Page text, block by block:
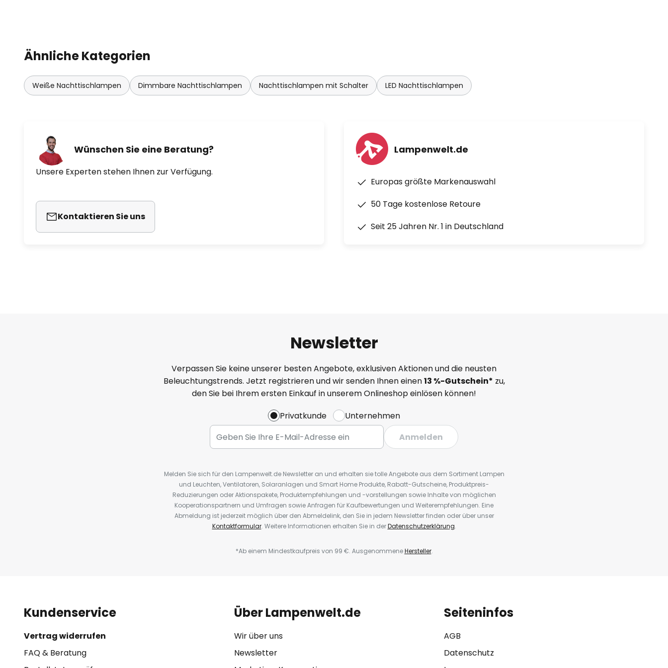
Ähnliche Kategorien
Weiße Nachttischlampen Dimmbare Nachttischlampen Nachttischlampen mit Schalter LED Nachttischlampen
Wünschen Sie eine Beratung?
Unsere Experten stehen Ihnen zur Verfügung.
Kontaktieren Sie uns
Lampenwelt.de
Europas größte Markenauswahl
50 Tage kostenlose Retoure
Seit 25 Jahren Nr. 1 in Deutschland
Newsletter
Verpassen Sie keine unserer besten Angebote, exklusiven Aktionen und die neusten
Beleuchtungstrends. Jetzt registrieren und wir senden Ihnen einen13 %-Gutschein* zu,
den Sie bei Ihrem ersten Einkauf in unserem Onlineshop einlösen können!
Privatkunde
Unternehmen
Anmelden
Melden Sie sich für den Lampenwelt.de Newsletter an und erhalten sie tolle Angebote aus dem Sortiment Lampen
und Leuchten, Ventilatoren, Solaranlagen und Smart Home Produkte, Rabatt-Gutscheine, Produktpreis-
Reduzierungen oder Aktionspakete, Produktempfehlungen und -vorstellungen sowie Inhalte von möglichen
Kooperationspartnern und Umfragen sowie Anfragen für Kaufbewertungen und Weiterempfehlungen. Eine
Abmeldung ist jederzeit möglich über den Abmeldelink, den Sie in jedem Newsletter finden oder über unser
Kontaktformular. Weitere Informationen erhalten Sie in derDatenschutzerklärung.
*Ab einem Mindestkaufpreis von 99 €. AusgenommeneHersteller.
Kundenservice
Vertrag widerrufen
FAQ & Beratung
Über Lampenwelt.de
Wir über uns
Newsletter
Seiteninfos
AGB
Datenschutz